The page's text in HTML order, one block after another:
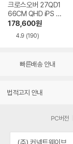
크로스오버 27QD1
66CM QHD iPS U
SB-C 화이트 Ai 멀
티스탠드
178,600원
4.9 (190)
빠른배송 안내
법적고지 안내
PC버전